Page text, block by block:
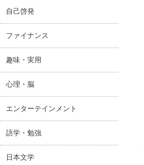
自己啓発
ファイナンス
趣味・実用
心理・脳
エンターテインメント
語学・勉強
日本文学